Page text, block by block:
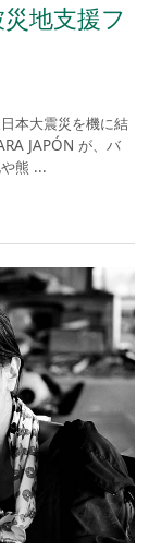
災地支援フ
本大震災を機に結
JAPÓN が、バ
熊 ...